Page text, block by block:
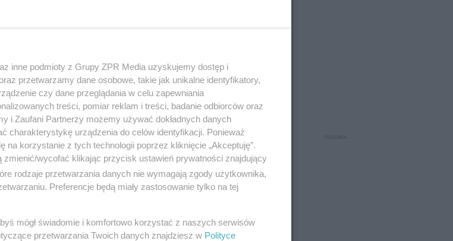
- przepisy
działa na mszyce w sposób fizyczny, co
dzieją się dwie rzeczy.
inne podmioty z Grupy ZPR Media uzyskujemy dostęp i
przetwarzamy dane osobowe, takie jak unikalne identyfikatory,
czy dane przeglądania w celu zapewniania
treści, pomiar reklam i treści, badanie odbiorców oraz
i Zaufani Partnerzy możemy używać dokładnych danych
charakterystykę urządzenia do celów identyfikacji. Ponieważ
korzystanie z tych technologii poprzez kliknięcie „Akceptuję”.
zmienić/wycofać klikając przycisk ustawień prywatności znajdujący
rodzaje przetwarzania danych nie wymagają zgody użytkownika,
Preferencje będą miały zastosowanie tylko na tej
mógł świadomie i komfortowo korzystać z naszych serwisów
przetwarzania Twoich danych znajdziesz w Polityce